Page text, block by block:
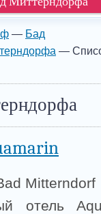
— Бад
—
Mitterndorf
отель